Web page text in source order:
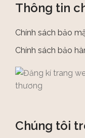
Thông tin
Chính sách bảo
Chính sách bảo
Chúng tôi